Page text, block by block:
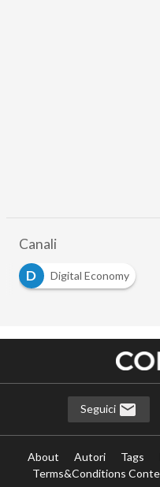
Canali
D
Digital Economy
Seguici
About Autori Tags
Terms&Conditions